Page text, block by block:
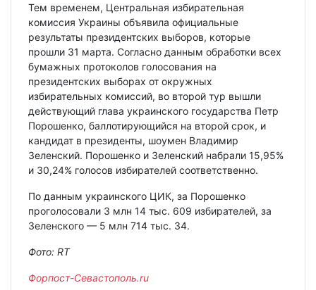
Тем временем, Центральная избирательная
комиссия Украины объявила официальные
результаты президентских выборов, которые
прошли 31 марта. Согласно данным обработки всех
бумажных протоколов голосования на
президентских выборах от окружных
избирательных комиссий, во второй тур вышли
действующий глава украинского государства Петр
Порошенко, баллотирующийся на второй срок, и
кандидат в президенты, шоумен Владимир
Зеленский. Порошенко и Зеленский набрали 15,95%
и 30,24% голосов избирателей соответственно.
По данным украинского ЦИК, за Порошенко
проголосовали 3 млн 14 тыс. 609 избирателей, за
Зеленского — 5 млн 714 тыс. 34.
Фото: RT
Форпост-Севастополь.ru